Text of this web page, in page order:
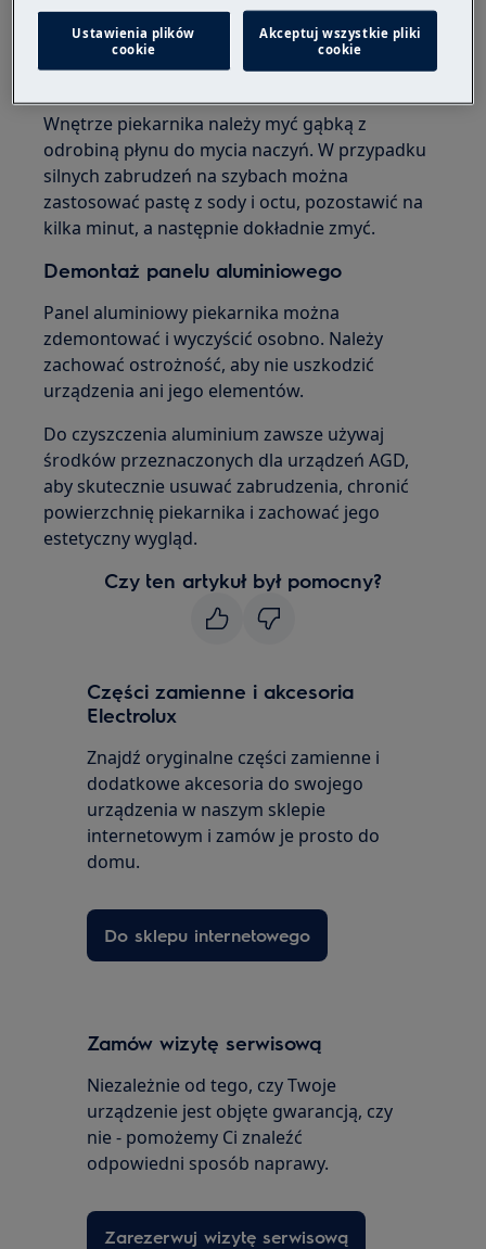
przygotuj mieszankę alkoholu z kredą i nanieś ją
bezpośrednio ściereczką na drzwi aluminiowe.
Wnętrze piekarnika należy myć gąbką z
odrobiną płynu do mycia naczyń. W przypadku
silnych zabrudzeń na szybach można
zastosować pastę z sody i octu, pozostawić na
kilka minut, a następnie dokładnie zmyć.
Demontaż panelu aluminiowego
Panel aluminiowy piekarnika można
zdemontować i wyczyścić osobno. Należy
zachować ostrożność, aby nie uszkodzić
urządzenia ani jego elementów.
Do czyszczenia aluminium zawsze używaj
środków przeznaczonych dla urządzeń AGD,
aby skutecznie usuwać zabrudzenia, chronić
powierzchnię piekarnika i zachować jego
estetyczny wygląd.
Czy ten artykuł był pomocny?
Części zamienne i akcesoria
Electrolux
Znajdź oryginalne części zamienne i
dodatkowe akcesoria do swojego
urządzenia w naszym sklepie
internetowym i zamów je prosto do
domu.
Do sklepu internetowego
Zamów wizytę serwisową
Niezależnie od tego, czy Twoje
urządzenie jest objęte gwarancją, czy
nie - pomożemy Ci znaleźć
odpowiedni sposób naprawy.
Zarezerwuj wizytę serwisową
Ustawienia plików
cookie
Akceptuj wszystkie pliki
cookie